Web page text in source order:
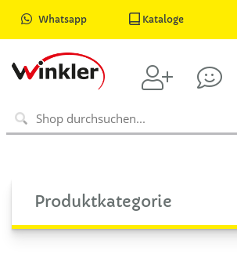
Whatsapp Kataloge
Produktkategorie